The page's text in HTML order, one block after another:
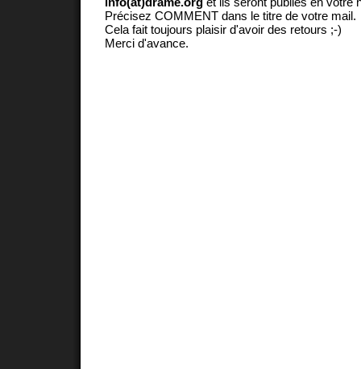
Précisez COMMENT dans le titre de votre mail.
Cela fait toujours plaisir d'avoir des retours ;-)
Merci d'avance.